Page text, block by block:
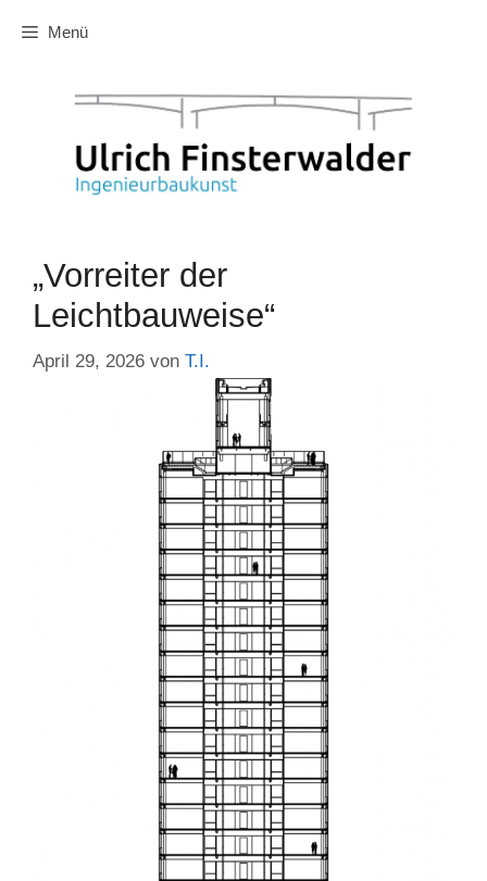
Inhalt Menü
„Vorreiter der
Leichtbauweise“
April 29, 2026 von T.I.